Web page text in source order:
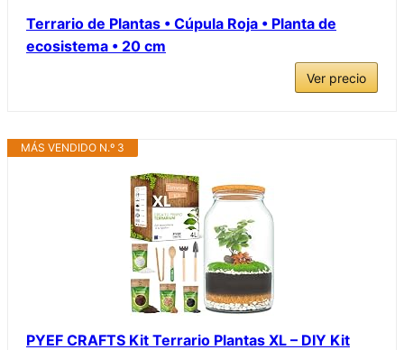
Terrario de Plantas • Cúpula Roja • Planta de
ecosistema • 20 cm
Ver precio
MÁS VENDIDO N.º 3
PYEF CRAFTS Kit Terrario Plantas XL – DIY Kit